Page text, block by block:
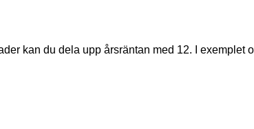
kan du dela upp årsräntan med 12. I